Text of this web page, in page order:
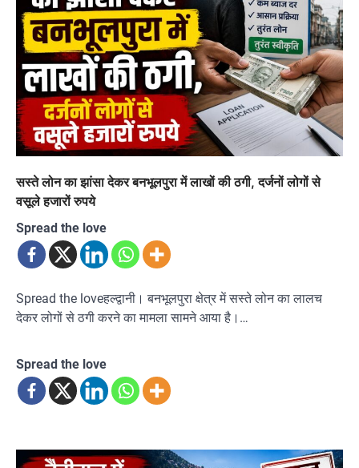
सस्ते लोन का झांसा देकर बनभूलपुरा में लाखों की ठगी, दर्जनों लोगों से
वसूले हजारों रुपये
Spread the love
Spread the loveहल्द्वानी। बनभूलपुरा क्षेत्र में सस्ते लोन का लालच
देकर लोगों से ठगी करने का मामला सामने आया है।…
Spread the love